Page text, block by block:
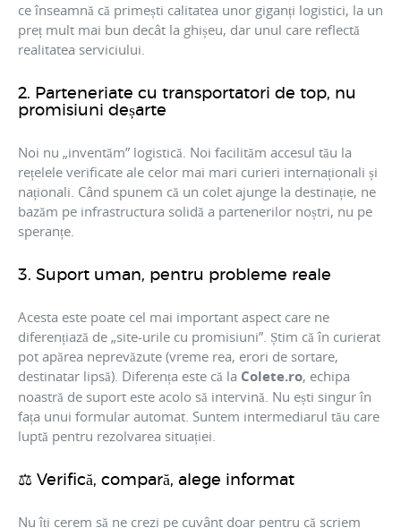
ce înseamnă că primești calitatea unor giganți logistici, la un
preț mult mai bun decât la ghișeu, dar unul care reflectă
realitatea serviciului.
2. Parteneriate cu transportatori de top, nu
promisiuni deșarte
Noi nu „inventăm” logistică. Noi facilităm accesul tău la
rețelele verificate ale celor mai mari curieri internaționali și
naționali. Când spunem că un colet ajunge la destinație, ne
bazăm pe infrastructura solidă a partenerilor noștri, nu pe
speranțe.
3. Suport uman, pentru probleme reale
Acesta este poate cel mai important aspect care ne
diferențiază de „site-urile cu promisiuni”. Știm că în curierat
pot apărea neprevăzute (vreme rea, erori de sortare,
destinatar lipsă). Diferența este că la Colete.ro, echipa
noastră de suport este acolo să intervină. Nu ești singur în
fața unui formular automat. Suntem intermediarul tău care
luptă pentru rezolvarea situației.
⚖️ Verifică, compară, alege informat
Nu îți cerem să ne crezi pe cuvânt doar pentru că scriem